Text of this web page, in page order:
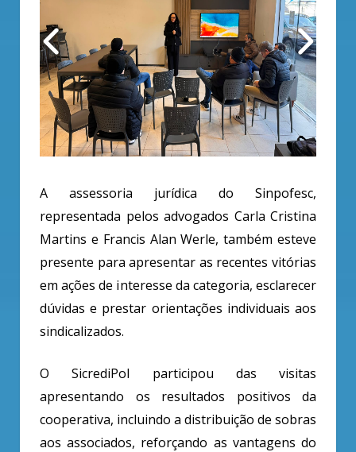
A assessoria jurídica do Sinpofesc,
representada pelos advogados Carla Cristina
Martins e Francis Alan Werle, também esteve
presente para apresentar as recentes vitórias
em ações de interesse da categoria, esclarecer
dúvidas e prestar orientações individuais aos
sindicalizados.
O SicrediPol participou das visitas
apresentando os resultados positivos da
cooperativa, incluindo a distribuição de sobras
aos associados, reforçando as vantagens do